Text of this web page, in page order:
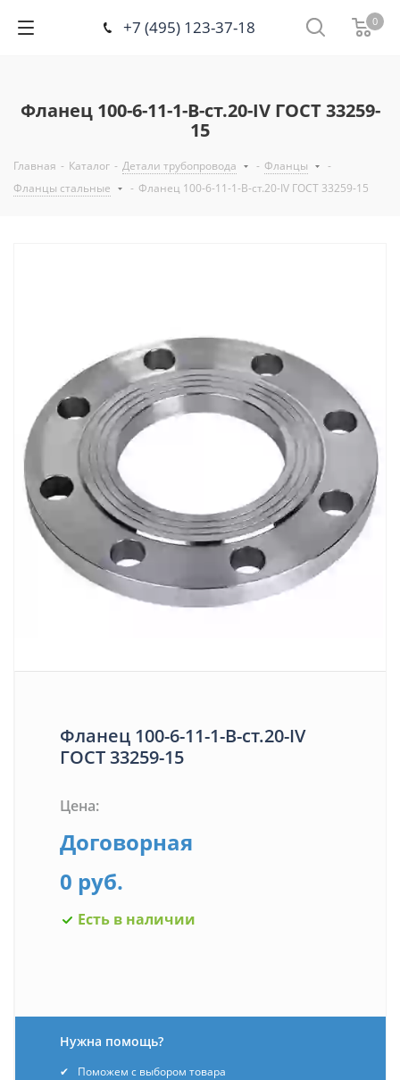
+7 (495) 123-37-18 0
Фланец 100-6-11-1-В-ст.20-IV ГОСТ 33259-
15
Главная - Каталог - Детали трубопровода - Фланцы
-
Фланцы стальные
- Фланец 100-6-11-1-В-ст.20-IV ГОСТ 33259-15
Фланец 100-6-11-1-В-ст.20-IV
ГОСТ 33259-15
Цена:
Договорная
0 руб.
Есть в наличии
Нужна помощь?
Поможем с выбором товара